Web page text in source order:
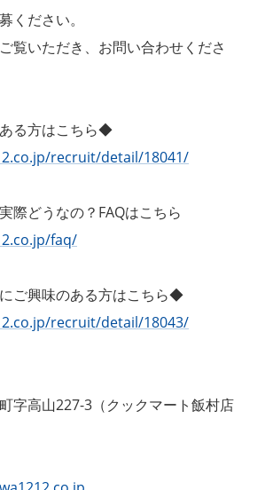
ください。
覧いただき、お問い合わせくださ
る方はこちら◆
recruit/detail/18041/
際どうなの？FAQはこちら
faq/
ご興味のある方はこちら◆
recruit/detail/18043/
字高山227-3（クックマート飯村店